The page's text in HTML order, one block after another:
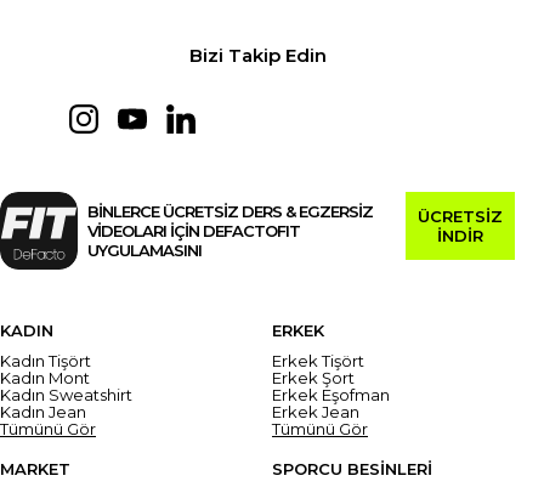
Bizi Takip Edin
BİNLERCE ÜCRETSİZ DERS & EGZERSİZ
VİDEOLARI İÇİN DEFACTOFIT
UYGULAMASINI
ÜCRETSİZ
İNDİR
KADIN
Kadın Tişört
Kadın Mont
Kadın Sweatshirt
Kadın Jean
Tümünü Gör
ERKEK
Erkek Tişört
Erkek Şort
Erkek Eşofman
Erkek Jean
Tümünü Gör
MARKET
SPORCU BESİNLERİ